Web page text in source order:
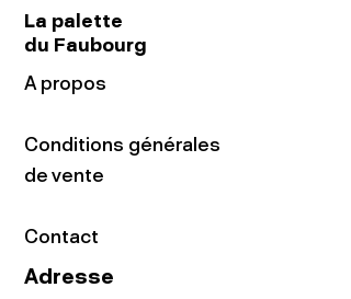
La palette
du Faubourg
A propos
Conditions générales
de vente
Contact
Adresse